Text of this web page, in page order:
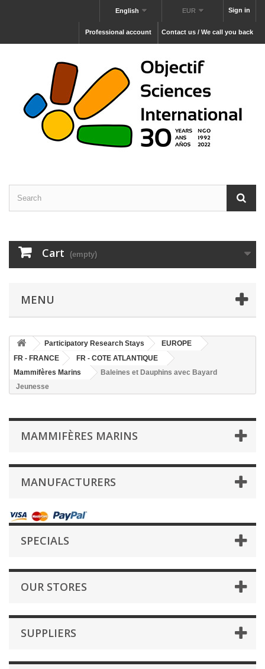
Sign in
EUR
English
Contact us / We call you back
Professional account
Cart (empty)
MENU
Participatory Research Stays
EUROPE
FR - FRANCE
FR - COTE ATLANTIQUE
Mammifères Marins
Baleines et Dauphins avec Bayard
Jeunesse
MAMMIFÈRES MARINS
MANUFACTURERS
SPECIALS
OUR STORES
SUPPLIERS